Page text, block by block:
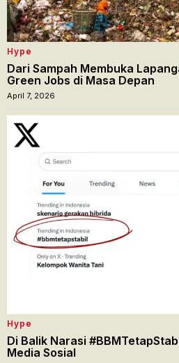
Hype
Dari Sampah Membuka
Green Jobs di Masa Depan
April 7, 2026
Hype
Di Balik Narasi
Media Sosial